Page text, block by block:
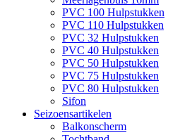
PVC 100 Hulpstukken
PVC 110 Hulpstukken
PVC 32 Hulpstukken
PVC 40 Hulpstukken
PVC 50 Hulpstukken
PVC 75 Hulpstukken
PVC 80 Hulpstukken
Sifon
Seizoensartikelen
Balkonscherm